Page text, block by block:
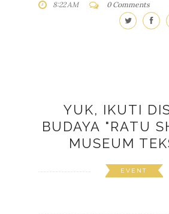
8:22 AM 0 Comments
YUK, IKUTI
BUDAYA "RATU
MUSEUM
EVENT